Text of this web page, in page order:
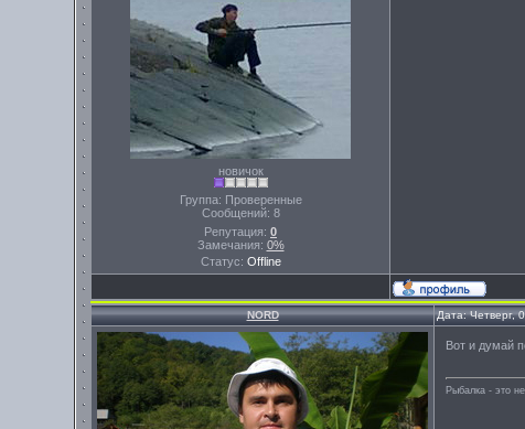
новичок
Группа: Проверенные
Сообщений: 8
Репутация: 0
Замечания: 0%
Статус: Offline
NORD Дата: Четверг,
Вот и думай
Рыбалка - это